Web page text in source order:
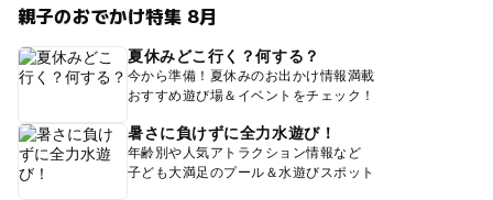
親子のおでかけ特集 8月
夏休みどこ行く？何する？
今から準備！夏休みのお出かけ情報満載
おすすめ遊び場＆イベントをチェック！
暑さに負けずに全力水遊び！
年齢別や人気アトラクション情報など
子ども大満足のプール＆水遊びスポット